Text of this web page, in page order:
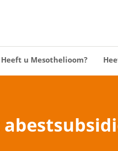
Heeft u Mesothelioom?